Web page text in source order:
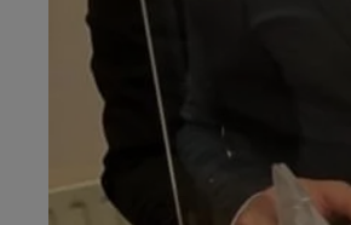
Les hits de